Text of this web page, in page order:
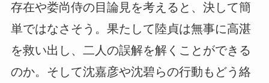
存在や娄尚侍の目論見を考えると、決して簡
単ではなさそう。果たして陸貞は無事に高湛
を救い出し、二人の誤解を解くことができる
のか。そして沈嘉彦や沈碧らの行動もどう絡